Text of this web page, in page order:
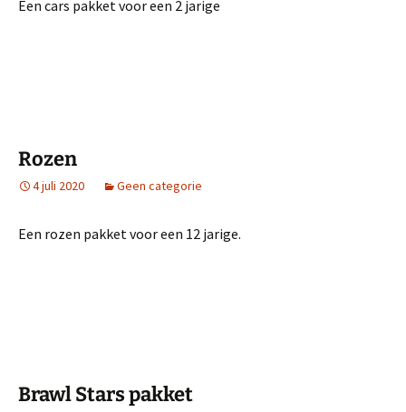
Een cars pakket voor een 2 jarige
Rozen
4 juli 2020 Geen categorie
Een rozen pakket voor een 12 jarige.
Brawl Stars pakket